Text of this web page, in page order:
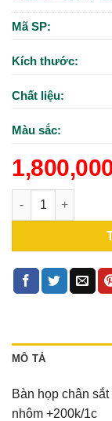
Mã SP:
Kích thước:
Chất liệu:
Màu sắc:
Bàn họp chân
MÔ TẢ
Bàn họp chân
nhôm +200k/1c